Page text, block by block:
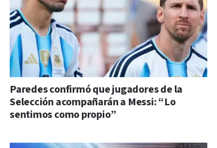
Paredes confirmó que jugadores de la
Selección acompañarán a Messi: “Lo
sentimos como propio”